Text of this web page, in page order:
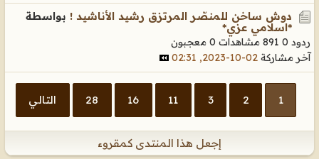
دوش ساخن للمنصّر المرتزق رشيد الأناشيد ! بواسطة
*اسلامي عزي*
ردود 0 891 مشاهدات
0 معجبون
آخر مشاركة 02-10-2023, 02:31
1
2
3
11
16
28 التالي
إجعل هذا المنتدى كمقروء